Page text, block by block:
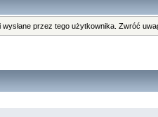
przez tego użytkownika. Zwróć